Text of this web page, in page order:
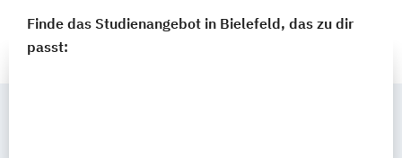
Finde das Studienangebot in Bielefeld, das zu dir
passt: